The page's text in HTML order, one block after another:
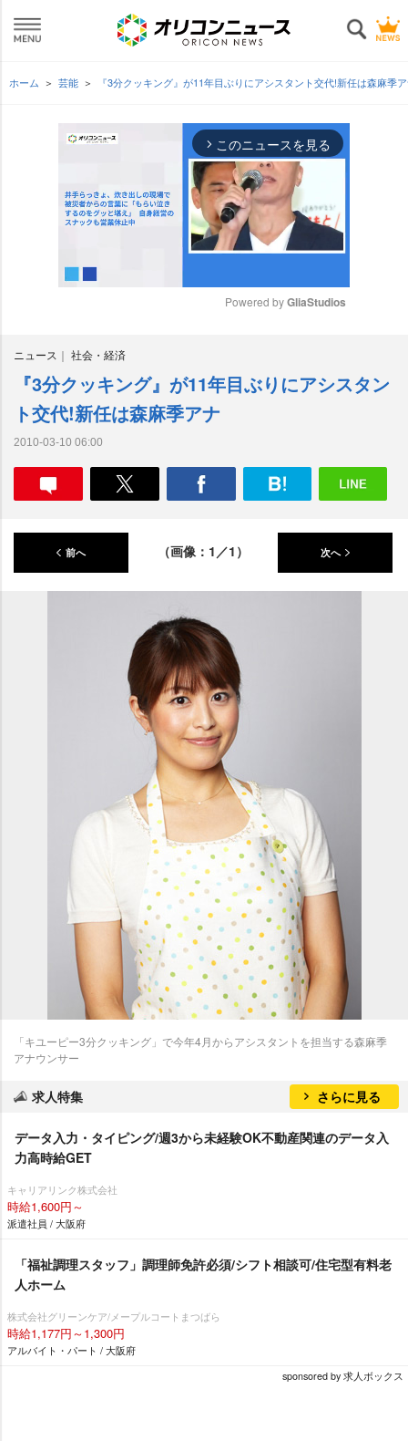
ホーム 芸能 『3分クッキング』が11年目ぶりにアシスタント交代!新任は森麻季
arrow_forward_ios このニュースを見る
e
Powered by GliaStudios
ニュース 社会・経済
『3分クッキング』が11年目ぶりにアシスタン
ト交代!新任は森麻季アナ
2010-03-10 06:00
前へ （画像：1／1） 次へ
「キユーピー3分クッキング」で今年4月からアシスタントを担当する森麻季
アナウンサー
求人特集 さらに見る
データ入力・タイピング/週3から未経験OK不動産関連のデータ入
力高時給GET
キャリアリンク株式会社
時給1,600円～
派遣社員 / 大阪府
「福祉調理スタッフ」調理師免許必須/シフト相談可/住宅型有料老
人ホーム
株式会社グリーンケア/メープルコートまつばら
時給1,177円～1,300円
アルバイト・パート / 大阪府
sponsored by 求人ボックス